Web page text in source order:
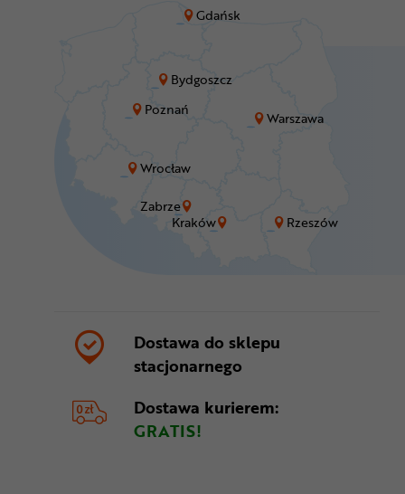
Bydgoszcz
Gdańsk
Kraków
Poznań
Rzeszów
Warszawa
Wrocław
Zabrze
Dostawa do sklepu
stacjonarnego
Dostawa kurierem:
GRATIS!